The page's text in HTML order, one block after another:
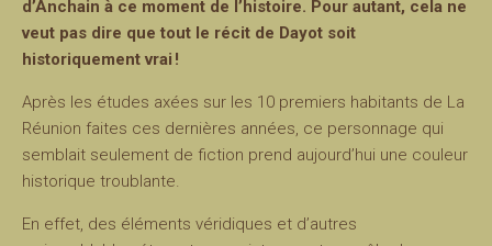
d’Anchain à ce moment de l’histoire. Pour autant, cela ne
veut pas dire que tout le récit de Dayot soit
historiquement vrai !
Après les études axées sur les 10 premiers habitants de La
Réunion faites ces dernières années, ce personnage qui
semblait seulement de fiction prend aujourd’hui une couleur
historique troublante.
En effet, des éléments véridiques et d’autres